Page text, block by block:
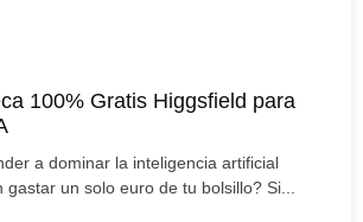
100% Gratis Higgsfield para
a dominar la inteligencia artificial
gastar un solo euro de tu bolsillo? Si...